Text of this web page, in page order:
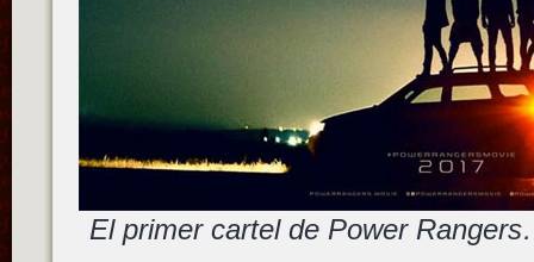
El primer cartel de Power